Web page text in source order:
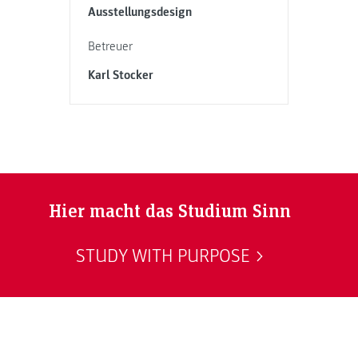
Ausstellungsdesign
Betreuer
Karl Stocker
Hier macht das Studium Sinn
STUDY WITH PURPOSE